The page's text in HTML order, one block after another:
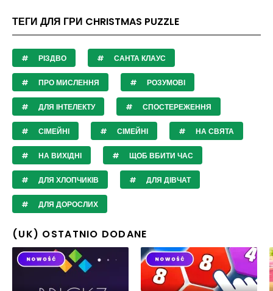
ТЕГИ ДЛЯ ГРИ CHRISTMAS PUZZLE
РІЗДВО САНТА КЛАУС
ПРО МИСЛЕННЯ РОЗУМОВІ
ДЛЯ ІНТЕЛЕКТУ СПОСТЕРЕЖЕННЯ
СІМЕЙНІ СІМЕЙНІ НА СВЯТА
НА ВИХІДНІ ЩОБ ВБИТИ ЧАС
ДЛЯ ХЛОПЧИКІВ ДЛЯ ДІВЧАТ
ДЛЯ ДОРОСЛИХ
(UK) OSTATNIO DODANE